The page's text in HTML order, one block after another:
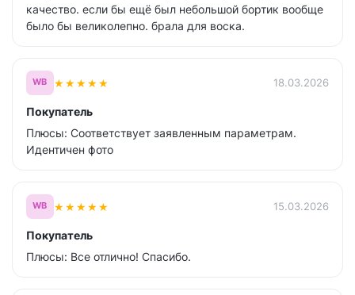
качество. если бы ещё был небольшой бортик вообще
было бы великолепно. брала для воска.
WB ★★★★★ 18.03.2026
Покупатель
Плюсы: Соответствует заявленным параметрам.
Идентичен фото
WB ★★★★★ 15.03.2026
Покупатель
Плюсы: Все отлично! Спасибо.